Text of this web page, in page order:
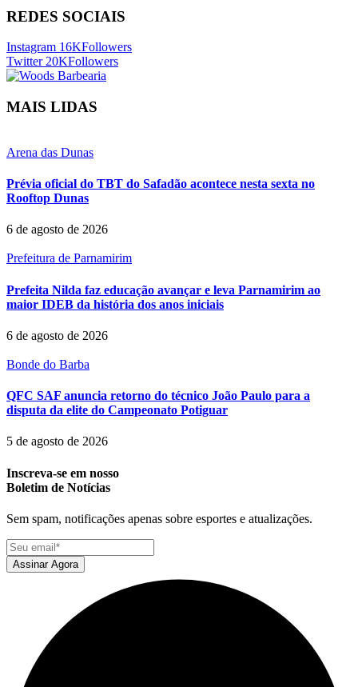
REDES SOCIAIS
Instagram 16KFollowers
Twitter 20KFollowers
MAIS LIDAS
Arena das Dunas
Prévia oficial do TBT do Safadão acontece nesta sexta no
Rooftop Dunas
6 de agosto de 2026
Prefeitura de Parnamirim
Prefeita Nilda faz educação avançar e leva Parnamirim ao
maior IDEB da história dos anos iniciais
6 de agosto de 2026
Bonde do Barba
QFC SAF anuncia retorno do técnico João Paulo para a
disputa da elite do Campeonato Potiguar
5 de agosto de 2026
Inscreva-se em nosso
Boletim de Notícias
Sem spam, notificações apenas sobre esportes e atualizações.
Assinar Agora